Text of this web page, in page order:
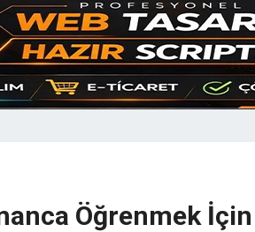
Öğrenmek İçin